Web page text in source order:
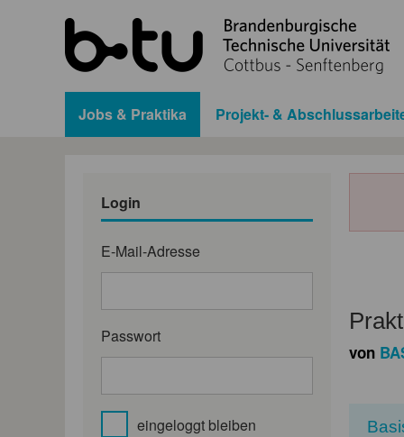
Jobs & Praktika Projekt- &
Login
E-Mail-Adresse
Passwort
eingeloggt bleiben
von